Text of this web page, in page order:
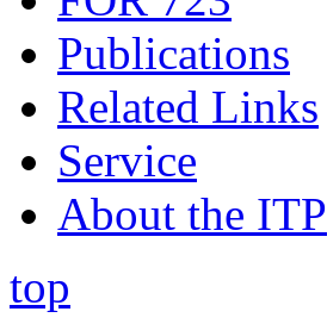
Publications
Related Links
Service
About the ITP
top